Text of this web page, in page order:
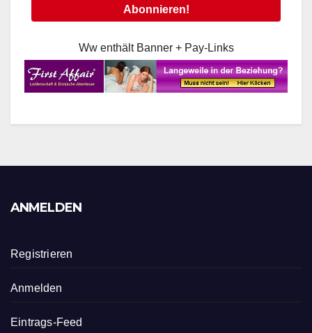
Ww enthält Banner + Pay-Links
ANMELDEN
Registrieren
Anmelden
Eintrags-Feed